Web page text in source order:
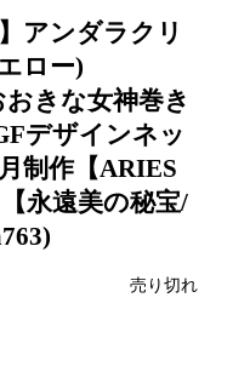
アンダラクリ
ロー)
おきな女神巻き
デザインネッ
制作【ARIES
永遠美の秘宝/
売り切れ